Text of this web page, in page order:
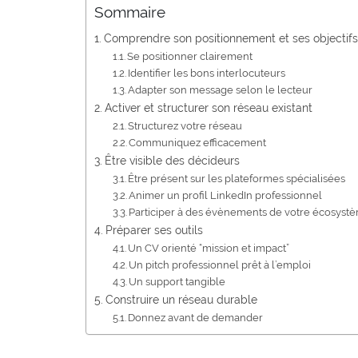
Sommaire
Comprendre son positionnement et ses objectifs
Se positionner clairement
Identifier les bons interlocuteurs
Adapter son message selon le lecteur
Activer et structurer son réseau existant
Structurez votre réseau
Communiquez efficacement
Être visible des décideurs
Être présent sur les plateformes spécialisées
Animer un profil LinkedIn professionnel
Participer à des évènements de votre
Préparer ses outils
Un CV orienté “mission et impact”
Un pitch professionnel prêt à l’emploi
Un support tangible
Construire un réseau durable
Donnez avant de demander